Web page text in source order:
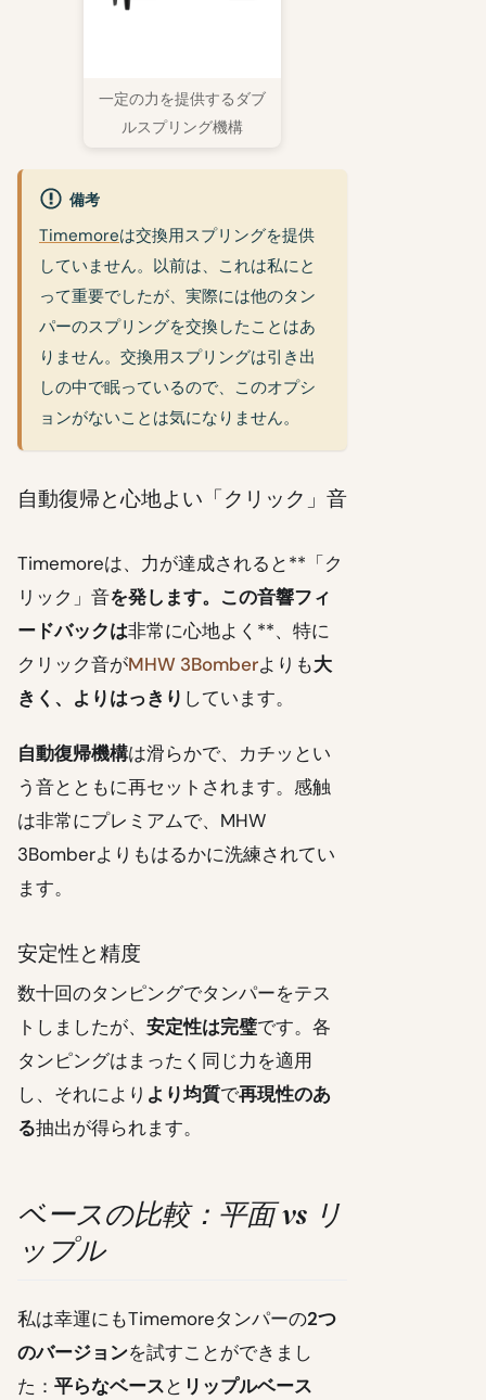
一定の力を提供するダブ
ルスプリング機構
備考
Timemoreは交換用スプリングを提供
していません。以前は、これは私にと
って重要でしたが、実際には他のタン
パーのスプリングを交換したことはあ
りません。交換用スプリングは引き出
しの中で眠っているので、このオプシ
ョンがないことは気になりません。
自動復帰と心地よい「クリック」音
Timemoreは、力が達成されると**「ク
リック」音を発します。この音響フィ
ードバックは非常に心地よく**、特に
クリック音がMHW 3Bomberよりも大
きく、よりはっきり しています。
自動復帰機構は滑らかで、カチッとい
う音とともに再セットされます。感触
は非常にプレミアムで、MHW
3Bomberよりもはるかに洗練されてい
ます。
安定性と精度
数十回のタンピングでタンパーをテス
トしましたが、 安定性は完璧です。各
タンピングはまったく同じ力を適用
し、それにより より均質で再現性のあ
る抽出が得られます。
ベースの比較：平面 vs リ
ップル
私は幸運にもTimemoreタンパーの2つ
のバージョンを試すことができまし
た： 平らなベースと リップルベース